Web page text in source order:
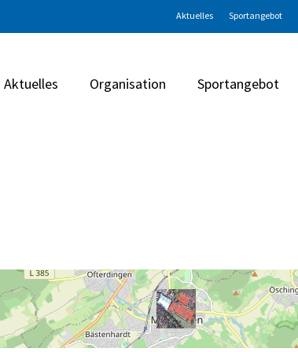
Aktuelles Sportangebot
Aktuelles Organisation Sportangebot